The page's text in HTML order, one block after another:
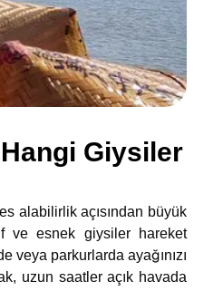
Giysiler
alabilirlik açısından büyük
ve esnek giysiler hareket
veya parkurlarda ayağınızı
uzun saatler açık havada